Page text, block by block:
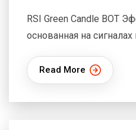
RSI Green Candle BOT
основанная на
Read More